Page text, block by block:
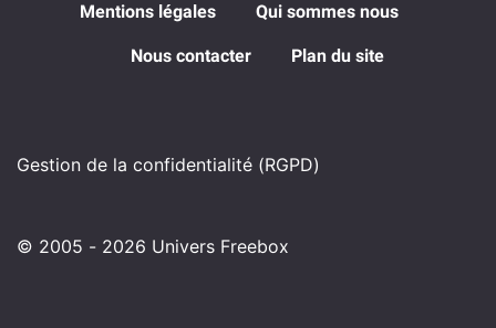
Mentions légales Qui sommes nous
Nous contacter Plan du site
Gestion de la confidentialité (RGPD)
© 2005 - 2026 Univers Freebox